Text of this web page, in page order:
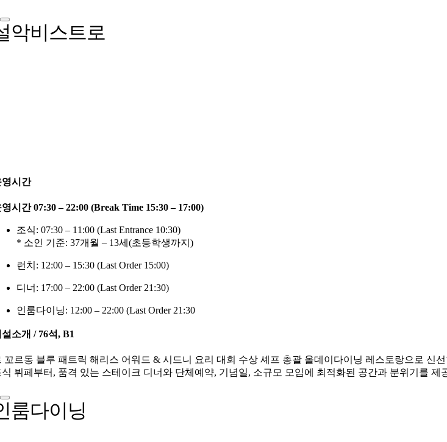
악비스트로
시간
시간 07:30 – 22:00 (Break Time 15:30 – 17:00)
조식: 07:30 – 11:00 (Last Entrance 10:30)
* 소인 기준: 37개월 – 13세(초등학생까지)
런치: 12:00 – 15:30 (Last Order 15:00)
디너: 17:00 – 22:00 (Last Order 21:30)
인룸다이닝: 12:00 – 22:00 (Last Order 21:30
소개 / 76석, B1
꼬르동 블루 패트릭 해리스 어워드 & 시드니 요리 대회 수상 셰프 총괄 올데이다이닝 레스토랑으로 신
뷔페부터, 품격 있는 스테이크 디너와 단체예약, 기념일, 소규모 모임에 최적화된 공간과 분위기를 제
룸다이닝